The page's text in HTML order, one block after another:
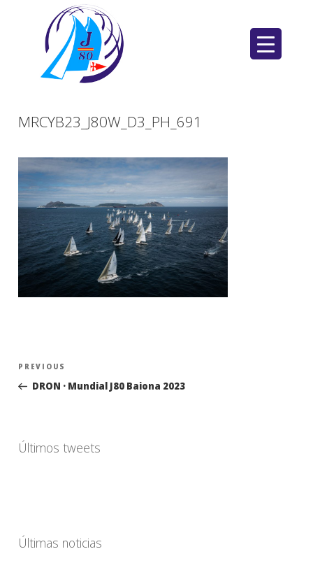
MRCYB23_J80W_D3_PH_691
Navegación
entradas
Previous
Post
PREVIOUS
DRON · Mundial J80 Baiona 2023
Últimos tweets
Últimas noticias